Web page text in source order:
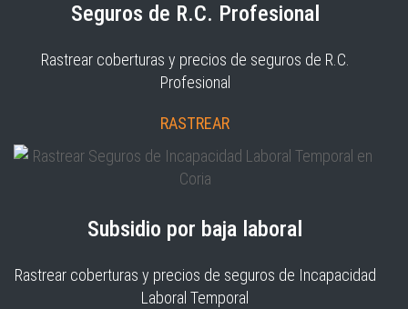
Seguros de R.C. Profesional
Rastrear coberturas y precios de seguros de R.C.
Profesional
RASTREAR
Subsidio por baja laboral
Rastrear coberturas y precios de seguros de Incapacidad
Laboral Temporal